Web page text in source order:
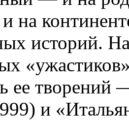
на
историй.
ее творений
и